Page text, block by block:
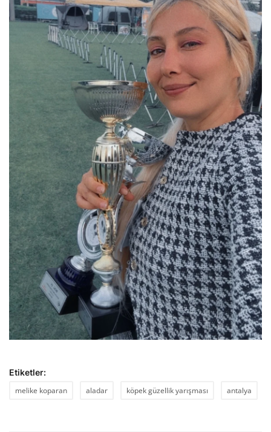
Etiketler:
melike koparan
aladar köpek güzellik yarışması antalya